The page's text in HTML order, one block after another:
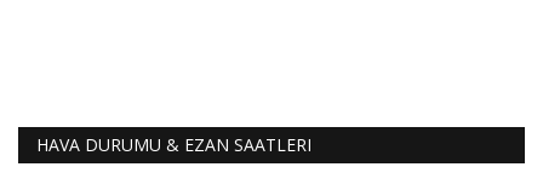
HAVA DURUMU & EZAN SAATLERI